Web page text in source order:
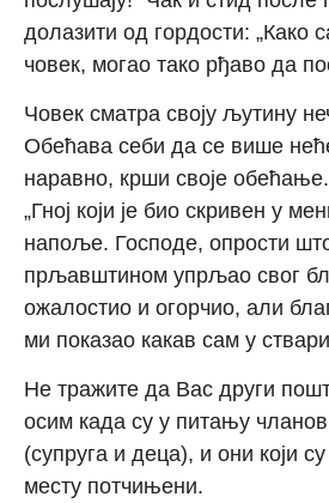
долазити од гордости: „Како
човек, могао тако рђаво да
Човек сматра своју љутину
Обећава себи да се више
наравно, крши своје
„Гној који је био скривен у
напоље. Господе, опрости
прљавштином упрљао свог
ожалостио и огорчио, али
ми показао какав сам у
Не тражите да Вас други
осим када су у питању
(супруга и деца), и они који
месту потчињени.